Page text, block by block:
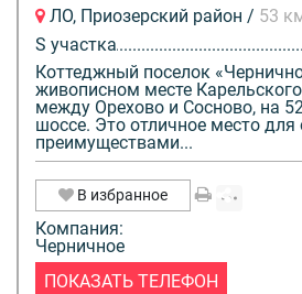
ЛО, Приозерский район / 53
S участка
Коттеджный поселок
живописном месте
между Орехово и Сосново, на
шоссе. Это отличное место
преимуществами...
В избранное
Компания:
Черничное
ПОКАЗАТЬ ТЕЛЕФОН